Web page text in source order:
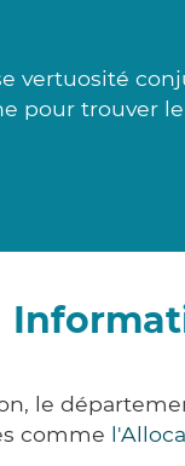
vertuosité
pour trouver
le
comme